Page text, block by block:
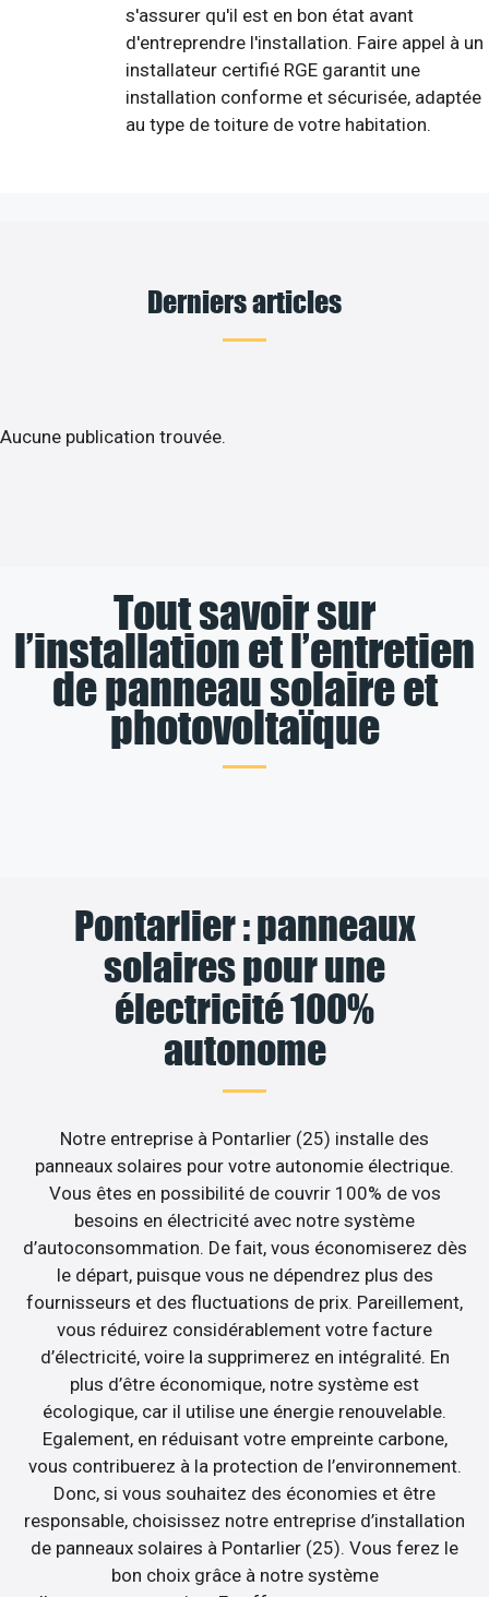
s'assurer qu'il est en bon état avant
d'entreprendre l'installation. Faire appel à un
installateur certifié RGE garantit une
installation conforme et sécurisée, adaptée
au type de toiture de votre habitation.
Derniers articles
Aucune publication trouvée.
Tout savoir sur
l’installation et l’entretien
de panneau solaire et
photovoltaïque
Pontarlier : panneaux
solaires pour une
électricité 100%
autonome
Notre entreprise à Pontarlier (25) installe des
panneaux solaires pour votre autonomie électrique.
Vous êtes en possibilité de couvrir 100% de vos
besoins en électricité avec notre système
d’autoconsommation. De fait, vous économiserez dès
le départ, puisque vous ne dépendrez plus des
fournisseurs et des fluctuations de prix. Pareillement,
vous réduirez considérablement votre facture
d’électricité, voire la supprimerez en intégralité. En
plus d’être économique, notre système est
écologique, car il utilise une énergie renouvelable.
Egalement, en réduisant votre empreinte carbone,
vous contribuerez à la protection de l’environnement.
Donc, si vous souhaitez des économies et être
responsable, choisissez notre entreprise d’installation
de panneaux solaires à Pontarlier (25). Vous ferez le
bon choix grâce à notre système